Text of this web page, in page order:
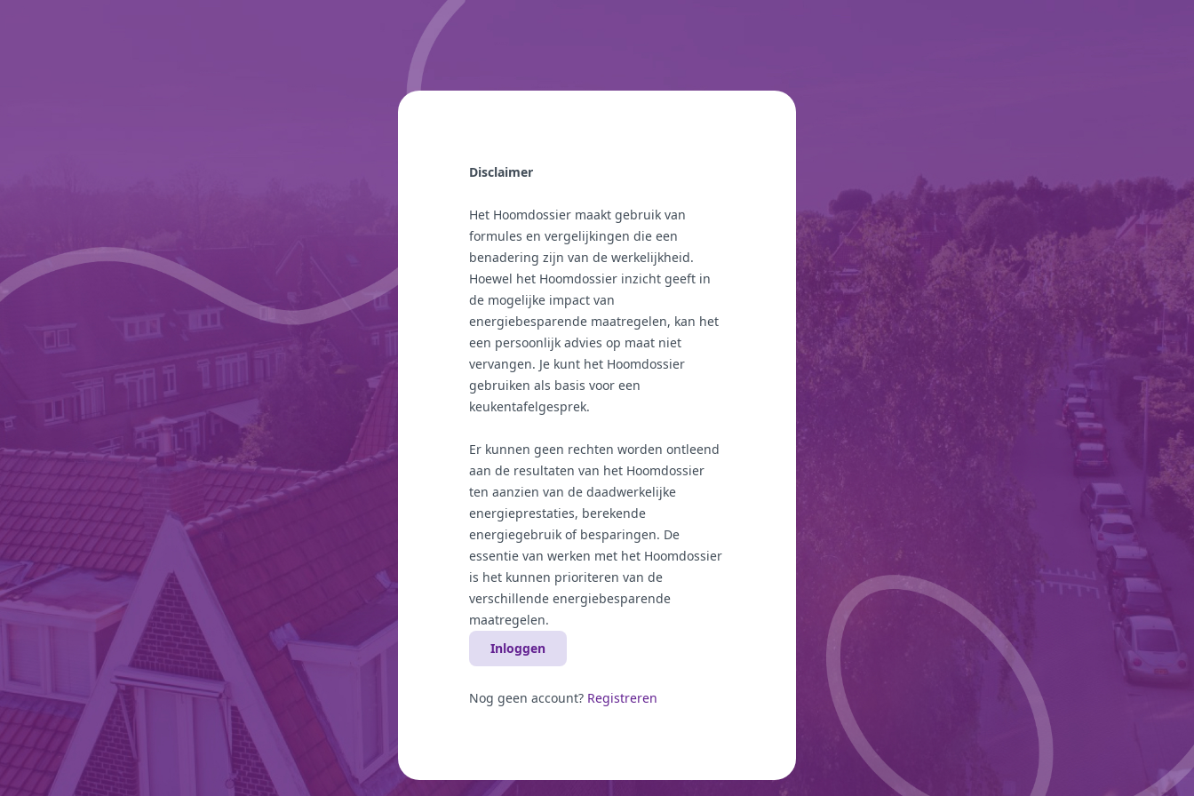
Disclaimer
Het Hoomdossier maakt gebruik van
formules en vergelijkingen die een
benadering zijn van de werkelijkheid.
Hoewel het Hoomdossier inzicht geeft in
de mogelijke impact van
energiebesparende maatregelen, kan het
een persoonlijk advies op maat niet
vervangen. Je kunt het Hoomdossier
gebruiken als basis voor een
keukentafelgesprek.
Er kunnen geen rechten worden ontleend
aan de resultaten van het Hoomdossier
ten aanzien van de daadwerkelijke
energieprestaties, berekende
energiegebruik of besparingen. De
essentie van werken met het Hoomdossier
is het kunnen prioriteren van de
verschillende energiebesparende
maatregelen.
Inloggen
Nog geen account? Registreren